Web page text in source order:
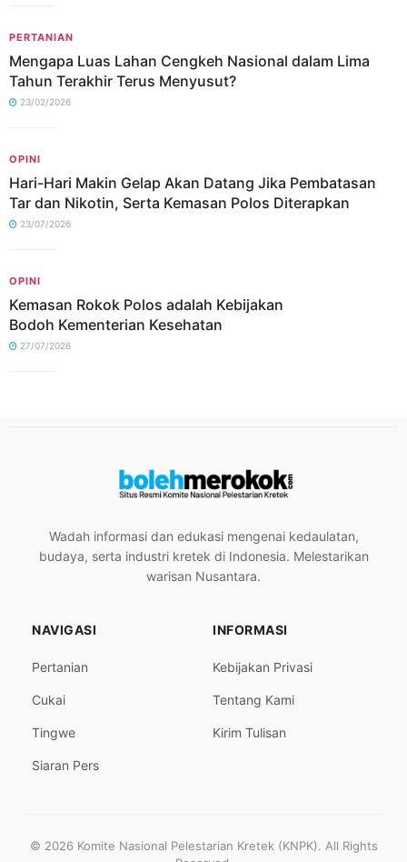
PERTANIAN
Mengapa Luas Lahan Cengkeh Nasional dalam Lima
Tahun Terakhir Terus Menyusut?
23/02/2026
OPINI
Hari-Hari Makin Gelap Akan Datang Jika Pembatasan
Tar dan Nikotin, Serta Kemasan Polos Diterapkan
23/07/2026
OPINI
Kemasan Rokok Polos adalah Kebijakan
Bodoh Kementerian Kesehatan
27/07/2026
Wadah informasi dan edukasi mengenai kedaulatan,
budaya, serta industri kretek di Indonesia. Melestarikan
warisan Nusantara.
NAVIGASI
Pertanian
Cukai
Tingwe
Siaran Pers
INFORMASI
Kebijakan Privasi
Tentang Kami
Kirim Tulisan
© 2026 Komite Nasional Pelestarian Kretek (KNPK). All Rights